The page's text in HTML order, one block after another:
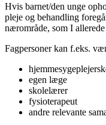
Hvis barnet/den unge
pleje og behandling
nærområde, som I
Fagpersoner kan f.eks.
egen læge
skolelærer
fysioterapeut
andre relevante